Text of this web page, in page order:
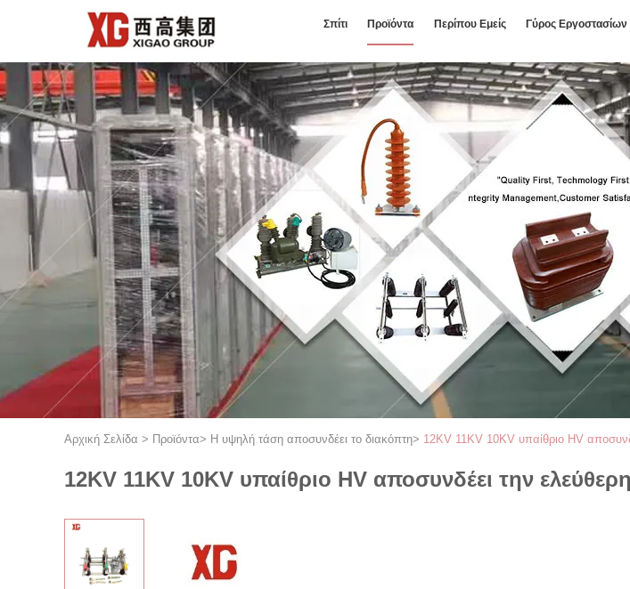
Σπίτι Προϊόντα Περίπου Εμείς Γύρος Εργοστασίων
Αρχική Σελίδα > Προϊόντα> Η υψηλή τάση αποσυνδέει το διακόπτη> 12KV 11KV 10KV υπαίθριο HV
12KV 11KV 10KV υπαίθριο HV αποσυνδέει την